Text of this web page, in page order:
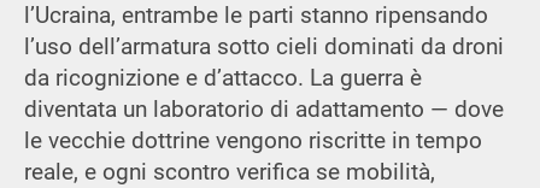
l’Ucraina, entrambe le parti stanno ripensando
l’uso dell’armatura sotto cieli dominati da droni
da ricognizione e d’attacco. La guerra è
diventata un laboratorio di adattamento — dove
le vecchie dottrine vengono riscritte in tempo
reale, e ogni scontro verifica se mobilità,